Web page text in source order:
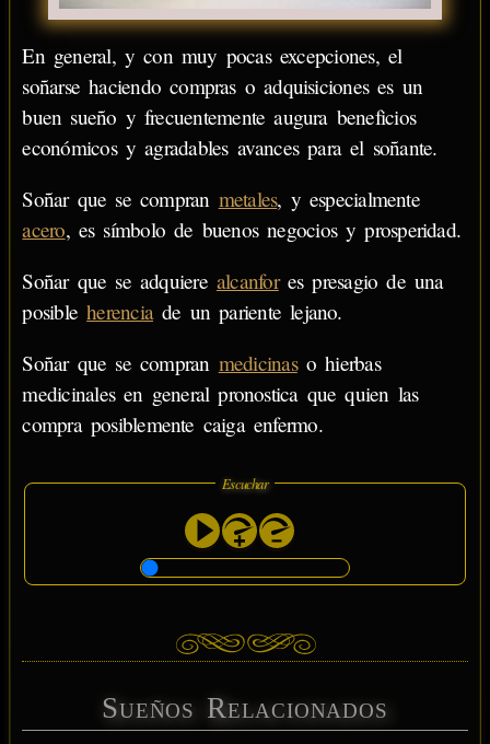
En general, y con muy pocas excepciones, el
soñarse haciendo compras o adquisiciones es un
buen sueño y frecuentemente augura beneficios
económicos y agradables avances para el soñante.
Soñar que se compran metales, y especialmente
acero, es símbolo de buenos negocios y prosperidad.
Soñar que se adquiere alcanfores presagio de una
posibleherenciade un pariente lejano.
Soñar que se compran medicinaso hierbas
medicinales en general pronostica que quien las
compra posiblemente caiga enfermo.
Escuchar
Sueños Relacionados